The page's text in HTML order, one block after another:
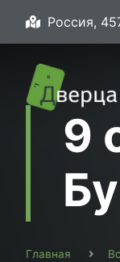
Россия,
9
Главная